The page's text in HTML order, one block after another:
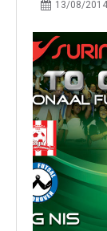
13/08/2014